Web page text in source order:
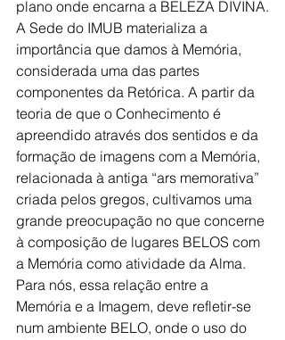
plano onde encarna a BELEZA DIVINA.
A Sede do IMUB materializa a
importância que damos à Memória,
considerada uma das partes
componentes da Retórica. A partir da
teoria de que o Conhecimento é
apreendido através dos sentidos e da
formação de imagens com a Memória,
relacionada à antiga “ars memorativa”
criada pelos gregos, cultivamos uma
grande preocupação no que concerne
à composição de lugares BELOS com
a Memória como atividade da Alma.
Para nós, essa relação entre a
Memória e a Imagem, deve refletir-se
num ambiente BELO, onde o uso do